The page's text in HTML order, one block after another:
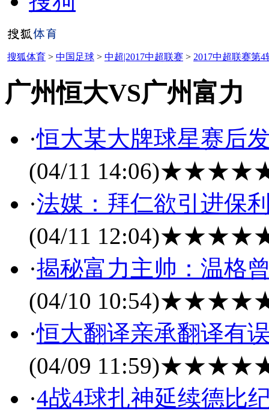
搜狐体育 > 中国足球 > 中超|2017中超联赛 > 2017中超联赛第4
广州恒大VS广州富力
·恒大某大牌球星赛后
(04/11 14:06)
·法媒：拜仁欲引进保
(04/11 12:04)
·揭秘富力主帅：温格
(04/10 10:54)
·恒大翻译亲承翻译有
(04/09 11:59)
·4战4球扎神延续德比